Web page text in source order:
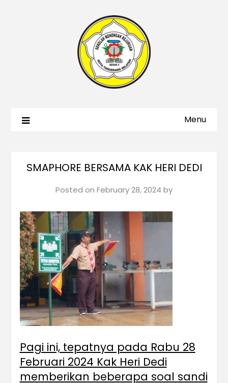
Menu
SMAPHORE BERSAMA KAK HERI DEDI
Posted on February 28, 2024 by
Pagi ini, tepatnya pada Rabu 28
Februari 2024 Kak Heri Dedi
memberikan beberapa soal sandi